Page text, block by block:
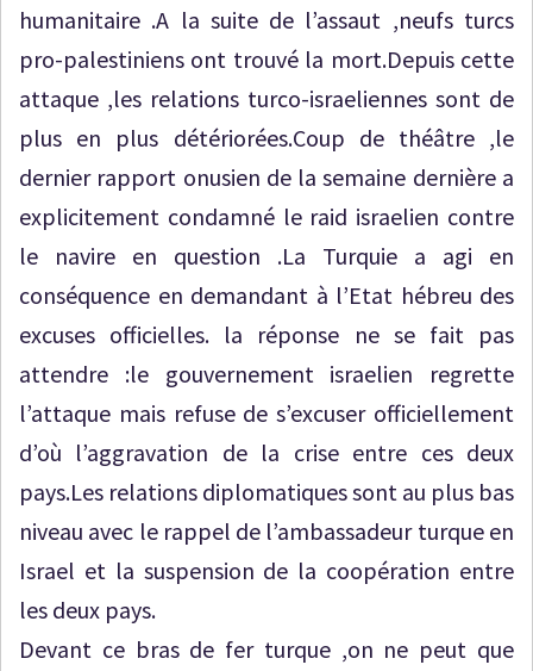
humanitaire .A la suite de l’assaut ,neufs turcs
pro-palestiniens ont trouvé la mort.Depuis cette
attaque ,les relations turco-israeliennes sont de
plus en plus détériorées.Coup de théâtre ,le
dernier rapport onusien de la semaine dernière a
explicitement condamné le raid israelien contre
le navire en question .La Turquie a agi en
conséquence en demandant à l’Etat hébreu des
excuses officielles. la réponse ne se fait pas
attendre :le gouvernement israelien regrette
l’attaque mais refuse de s’excuser officiellement
d’où l’aggravation de la crise entre ces deux
pays.Les relations diplomatiques sont au plus bas
niveau avec le rappel de l’ambassadeur turque en
Israel et la suspension de la coopération entre
les deux pays.
Devant ce bras de fer turque ,on ne peut que